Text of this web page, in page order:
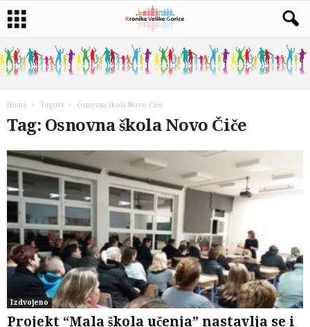
Home Tagovi Osnovna škola Novo Čiče
Tag: Osnovna škola Novo Čiče
Izdvojeno
Projekt “Mala škola učenja” nastavlja se i